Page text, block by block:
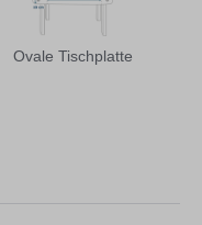
Ovale Tischplatte